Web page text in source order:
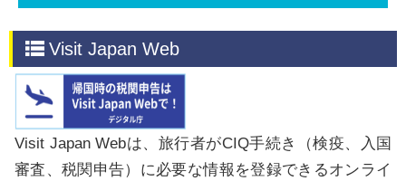
​​Visit Japan Web
Visit Japan Webは、旅行者がCIQ手続き（検疫、入国
審査、税関申告）に必要な情報を登録できるオンライ